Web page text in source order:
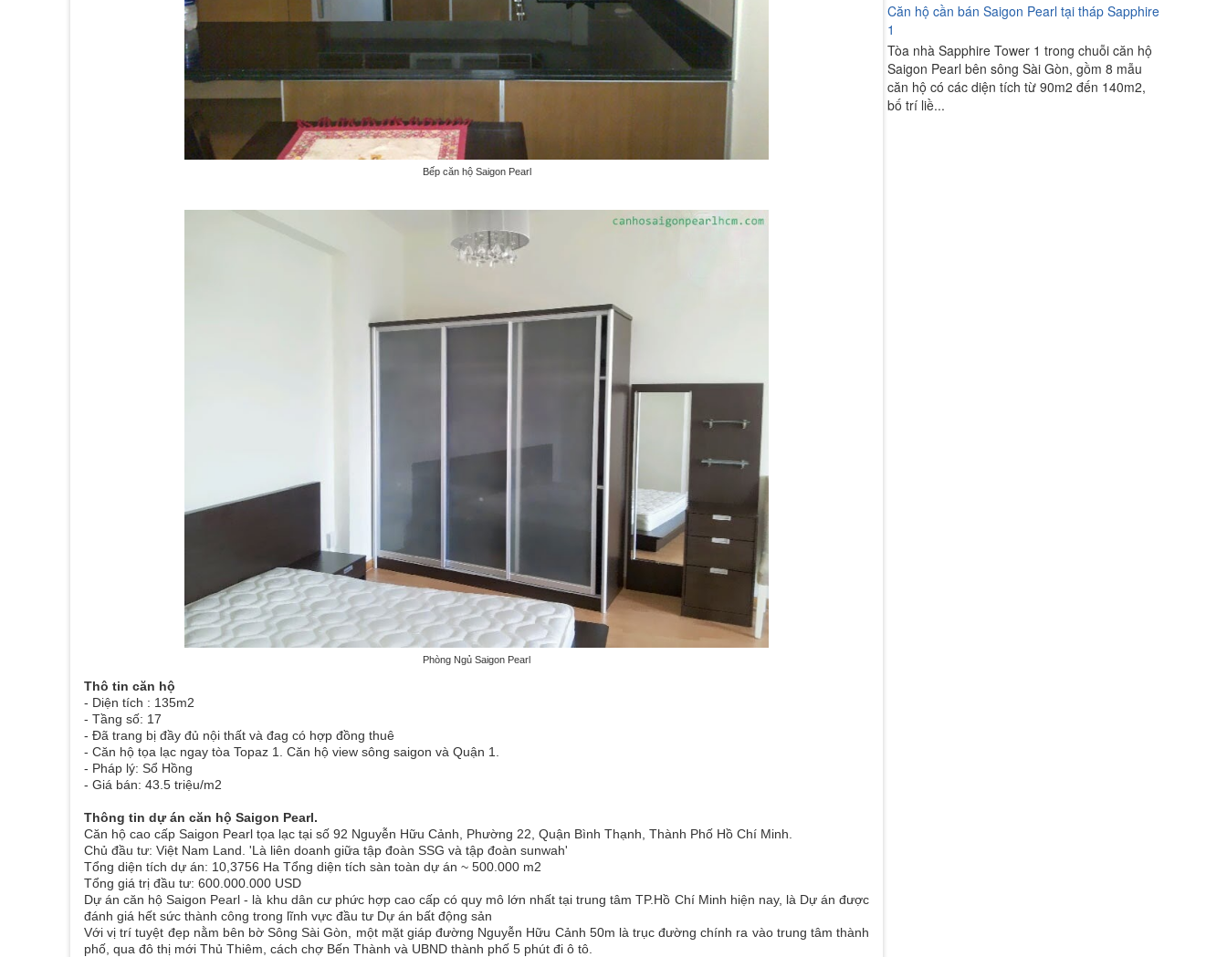
Bếp căn hộ Saigon Pearl
Phòng Ngủ Saigon Pearl
Thô tin căn hộ
- Diện tích : 135m2
- Tầng số: 17
- Đã trang bị đầy đủ nội thất và đag có hợp đồng thuê
- Căn hộ tọa lạc ngay tòa Topaz 1. Căn hộ view sông saigon và Quận 1.
- Pháp lý: Sổ Hồng
- Giá bán: 43.5 triệu/m2
Thông tin dự án căn hộ Saigon Pearl.
Căn hộ cao cấp Saigon Pearl tọa lạc tại số 92 Nguyễn Hữu Cảnh, Phường 22, Quận Bình Thạnh, Thành Phố Hồ Chí Minh.
Chủ đầu tư: Việt Nam Land. 'Là liên doanh giữa tập đoàn SSG và tập đoàn sunwah'
Tổng diện tích dự án: 10,3756 Ha Tổng diện tích sàn toàn dự án ~ 500.000 m2
Tổng giá trị đầu tư: 600.000.000 USD
Dự án căn hộ Saigon Pearl - là khu dân cư phức hợp cao cấp có quy mô lớn nhất tại trung tâm TP.Hồ Chí Minh hiện nay, là Dự án được
đánh giá hết sức thành công trong lĩnh vực đầu tư Dự án bất động sản
Với vị trí tuyệt đẹp nằm bên bờ Sông Sài Gòn, một mặt giáp đường Nguyễn Hữu Cảnh 50m là trục đường chính ra vào trung tâm thành
phố, qua đô thị mới Thủ Thiêm, cách chợ Bến Thành và UBND thành phố 5 phút đi ô tô.
Căn hộ cần bán Saigon Pearl tại tháp Sapphire
1
Tòa nhà Sapphire Tower 1 trong chuỗi căn hộ
Saigon Pearl bên sông Sài Gòn, gồm 8 mẫu
căn hộ có các diện tích từ 90m2 đến 140m2,
bố trí liề...